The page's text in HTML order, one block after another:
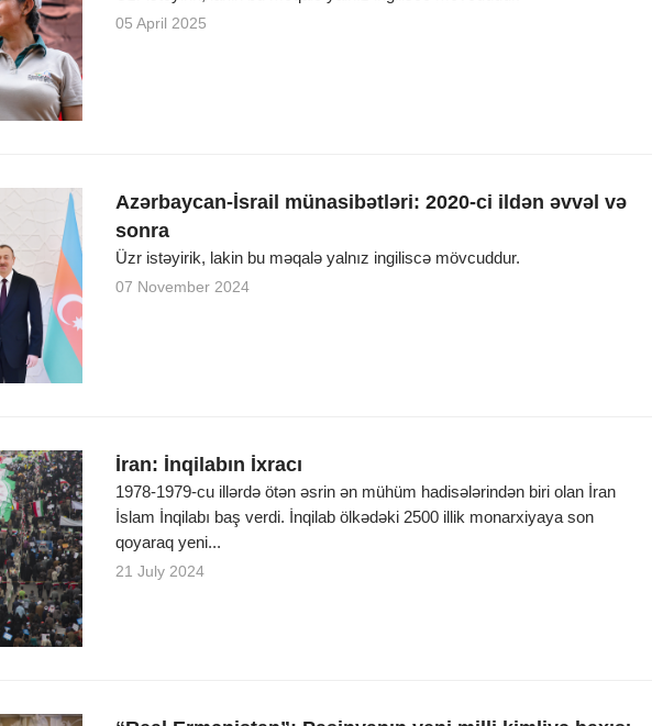
05 April 2025
Azərbaycan-İsrail münasibətləri: 2020-ci ildən əvvəl və
sonra
Üzr istəyirik, lakin bu məqalə yalnız ingiliscə mövcuddur.
07 November 2024
İran: İnqilabın İxracı
1978-1979-cu illərdə ötən əsrin ən mühüm hadisələrindən biri olan İran
İslam İnqilabı baş verdi. İnqilab ölkədəki 2500 illik monarxiyaya son
qoyaraq yeni...
21 July 2024